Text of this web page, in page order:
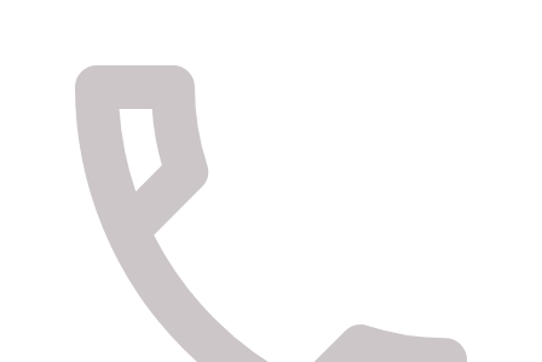
สไตล์ของคุณ